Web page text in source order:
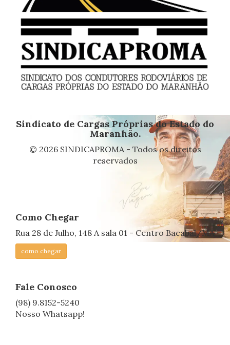
Sindicato de Cargas Próprias do Estado do
Maranhão.
© 2026 SINDICAPROMA - Todos os direitos
reservados
Como Chegar
Rua 28 de Julho, 148 A sala 01 - Centro Bacabal/MA
como chegar
Fale Conosco
(98) 9.8152-5240
Nosso Whatsapp!